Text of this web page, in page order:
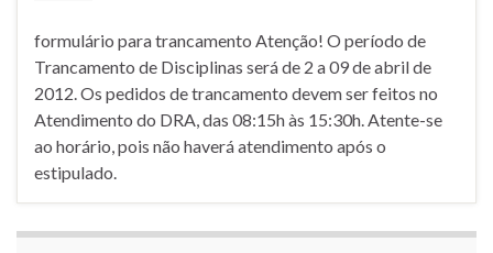
formulário para trancamento Atenção! O período de
Trancamento de Disciplinas será de 2 a 09 de abril de
2012. Os pedidos de trancamento devem ser feitos no
Atendimento do DRA, das 08:15h às 15:30h. Atente-se
ao horário, pois não haverá atendimento após o
estipulado.